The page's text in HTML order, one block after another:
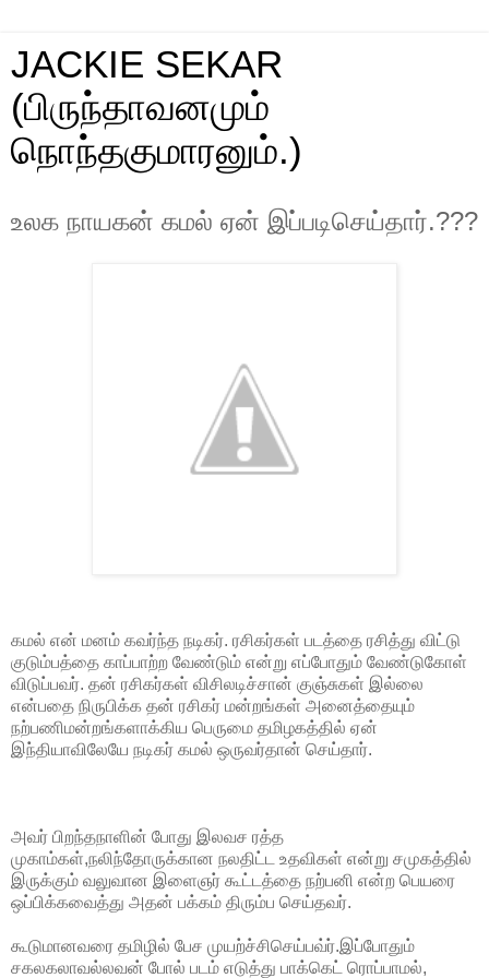
JACKIE SEKAR
(பிருந்தாவனமும்
நொந்தகுமாரனும்.)
உலக நாயகன் கமல் ஏன் இப்படிசெய்தார்.???
கமல் என் மனம் கவர்ந்த நடிகர். ரசிகர்கள் படத்தை ரசித்து விட்டு
குடும்பத்தை காப்பாற்ற வேண்டும் என்று எப்போதும் வேண்டுகோள்
விடுப்பவர். தன் ரசிகர்கள் விசிலடிச்சான் குஞ்சுகள் இல்லை
என்பதை நிருபிக்க தன் ரசிகர் மன்றங்கள் அனைத்தையும்
நற்பணிமன்றங்களாக்கிய பெருமை தமிழகத்தில் ஏன்
இந்தியாவிலேயே நடிகர் கமல் ஒருவர்தான் செய்தார்.
அவர் பிறந்தநாளின் போது இலவச ரத்த
முகாம்கள்,நலிந்தோருக்கான நலதிட்ட உதவிகள் என்று சமுகத்தில்
இருக்கும் வலுவான இளைஞர் கூட்டத்தை நற்பனி என்ற பெயரை
ஒப்பிக்கவைத்து அதன் பக்கம் திரும்ப செய்தவர்.
கூடுமானவரை தமிழில் பேச முயற்ச்சிசெய்பவ்ர்.இப்போதும்
சகலகலாவல்லவன் போல் படம் எடுத்து பாக்கெட் ரொப்பாமல்,